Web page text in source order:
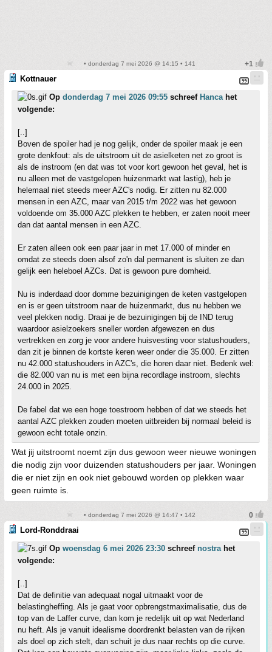
• donderdag 7 mei 2026 @ 14:15 • 141
Kottnauer
Op donderdag 7 mei 2026 09:55 schreef Hancahet
volgende:
[..]
Boven de spoiler had je nog gelijk, onder de spoiler maak je een
grote denkfout: als de uitstroom uit de asielketen net zo groot is
als de instroom (en dat was tot voor kort gewoon het geval, het is
nu alleen met de vastgelopen huizenmarkt wat lastig), heb je
helemaal niet steeds meer AZC's nodig. Er zitten nu 82.000
mensen in een AZC, maar van 2015 t/m 2022 was het gewoon
voldoende om 35.000 AZC plekken te hebben, er zaten nooit meer
dan dat aantal mensen in een AZC.
Er zaten alleen ook een paar jaar in met 17.000 of minder en
omdat ze steeds doen alsof zo'n dal permanent is sluiten ze dan
gelijk een heleboel AZCs. Dat is gewoon pure domheid.
Nu is inderdaad door domme bezuinigingen de keten vastgelopen
en is er geen uitstroom naar de huizenmarkt, dus nu hebben we
veel plekken nodig. Draai je de bezuinigingen bij de IND terug
waardoor asielzoekers sneller worden afgewezen en dus
vertrekken en zorg je voor andere huisvesting voor statushouders,
dan zit je binnen de kortste keren weer onder die 35.000. Er zitten
nu 42.000 statushouders in AZC's, die horen daar niet. Bedenk wel:
die 82.000 van nu is met een bijna recordlage instroom, slechts
24.000 in 2025.
De fabel dat we een hoge toestroom hebben of dat we steeds het
aantal AZC plekken zouden moeten uitbreiden bij normaal beleid is
gewoon echt totale onzin.
Wat jij uitstroomt noemt zijn dus gewoon weer nieuwe woningen
die nodig zijn voor duizenden statushouders per jaar. Woningen
die er niet zijn en ook niet gebouwd worden op plekken waar
geen ruimte is.
• donderdag 7 mei 2026 @ 14:47 • 142
Lord-Ronddraai
Op woensdag 6 mei 2026 23:30 schreef nostrahet
volgende:
[..]
Dat de definitie van adequaat nogal uitmaakt voor de
belastingheffing. Als je gaat voor opbrengstmaximalisatie, dus de
top van de Laffer curve, dan kom je redelijk uit op wat Nederland
nu heft. Als je vanuit idealisme doordrenkt belasten van de rijken
als doel op zich stelt, dan schuit je dus naar rechts op die curve.